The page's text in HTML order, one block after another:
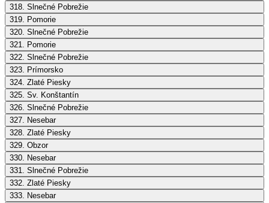
318. Slnečné Pobrežie
319. Pomorie
320. Slnečné Pobrežie
321. Pomorie
322. Slnečné Pobrežie
323. Prímorsko
324. Zlaté Piesky
325. Sv. Konštantín
326. Slnečné Pobrežie
327. Nesebar
328. Zlaté Piesky
329. Obzor
330. Nesebar
331. Slnečné Pobrežie
332. Zlaté Piesky
333. Nesebar